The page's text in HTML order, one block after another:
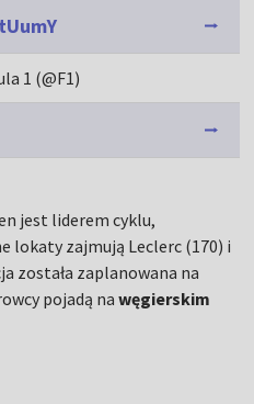
1 (@F1)
jest liderem cyklu,
lokaty zajmują Leclerc (170) i
została zaplanowana na
pojadą nawęgierskim